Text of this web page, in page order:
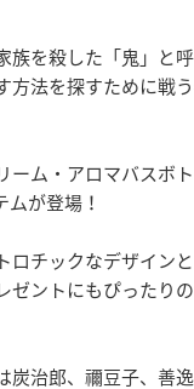
族を殺した「鬼」と
方法を探すために戦
ーム・アロマバスボ
ムが登場！
ロチックなデザイン
ゼントにもぴったり
炭治郎、禰豆子、善